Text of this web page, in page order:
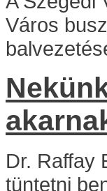
Város
Dr. Raffay
tüntetni